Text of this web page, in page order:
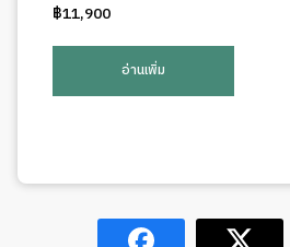
฿11,900
อ่านเพิ่ม